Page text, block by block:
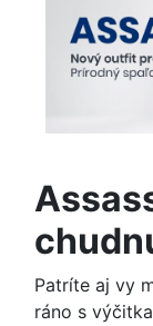
Patríte aj vy
ráno s